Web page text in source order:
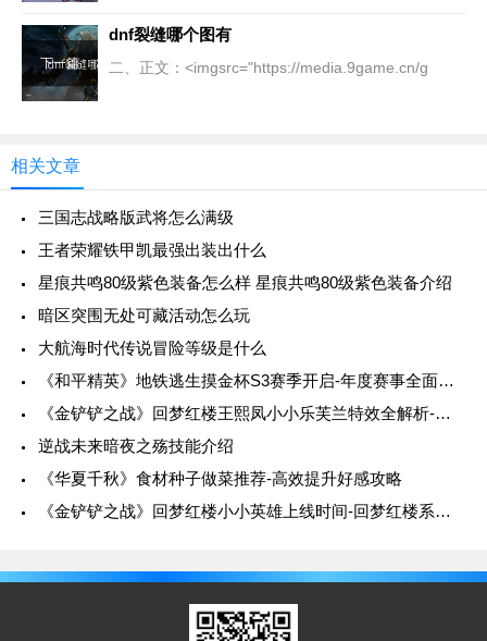
下一篇
dnf裂缝哪个图有
二、正文：<imgsrc="https://media.9game.cn/g
相关文章
三国志战略版武将怎么满级
王者荣耀铁甲凯最强出装出什么
星痕共鸣80级紫色装备怎么样 星痕共鸣80级紫色装备介绍
暗区突围无处可藏活动怎么玩
大航海时代传说冒险等级是什么
《和平精英》地铁逃生摸金杯S3赛季开启-年度赛事全面升级
《金铲铲之战》回梦红楼王熙凤小小乐芙兰特效全解析-特效展示与技能详解
逆战未来暗夜之殇技能介绍
《华夏千秋》食材种子做菜推荐-高效提升好感攻略
《金铲铲之战》回梦红楼小小英雄上线时间-回梦红楼系列详细介绍